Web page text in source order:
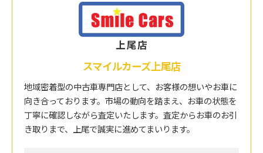
スマイルカーズ上尾店
地域密着型の中古車専門店として、お客様の想いやお車に
向き合っております。市場の動向を踏まえ、お車の状態を
丁寧に確認しながら査定いたします。査定からお車のお引
き取りまで、上尾で誠実に進めてまいります。